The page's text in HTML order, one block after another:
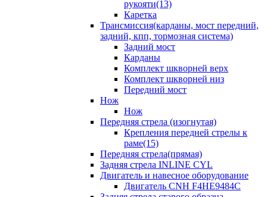
рукояти(13)
Каретка
Трансмиссия(карданы, мост передний,
задний, кпп, тормозная система)
Задний мост
Карданы
Комплект шкворней верх
Комплект шкворней низ
Передний мост
Нож
Нож
Передняя стрела (изогнутая)
Крепления передней стрелы к
раме(15)
Передняя стрела(прямая)
Задняя стрела INLINE CYL
Двигатель и навесное оборудование
Двигатель CNH F4HE9484C